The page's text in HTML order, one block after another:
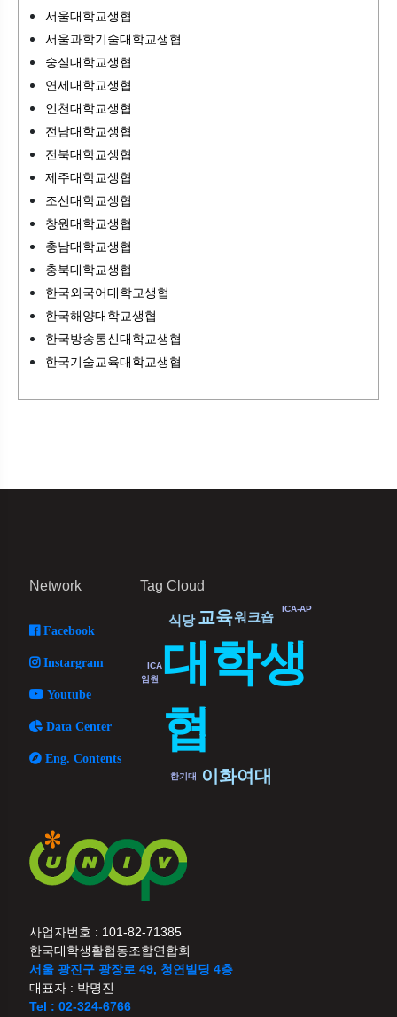
서울대학교생협
서울과학기술대학교생협
숭실대학교생협
연세대학교생협
인천대학교생협
전남대학교생협
전북대학교생협
제주대학교생협
조선대학교생협
창원대학교생협
충남대학교생협
충북대학교생협
한국외국어대학교생협
한국해양대학교생협
한국방송통신대학교생협
한국기술교육대학교생협
Network
Facebook
Instargram
Youtube
Data Center
Eng. Contents
Tag Cloud
대학생
협
교육
이화여대
워크숍
식당
ICA
임원
한기대
ICA-AP
사업자번호 : 101-82-71385
한국대학생활협동조합연합회
서울 광진구 광장로 49, 청연빌딩 4층
대표자 : 박명진
Tel : 02-324-6766